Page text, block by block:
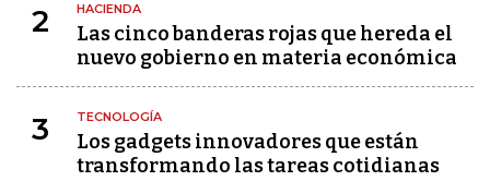
2 HACIENDA
Las cinco banderas rojas que hereda el
nuevo gobierno en materia económica
3 TECNOLOGÍA
Los gadgets innovadores que están
transformando las tareas cotidianas